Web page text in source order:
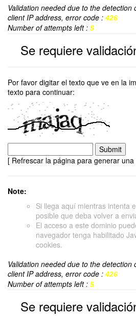
Validation needed due to the detection
client IP address, error code : 426
Number of attempts left : 5
Se requiere
Por favor digitar el texto que ve en la
texto para continuar:
[ Refrescar la página para generar
Note:
Si llega aquí mientras intenta
posible que deba volver a
El acceso a este dominio
navegador tenga habilitado
cookies.
Validation needed due to the detection
client IP address, error code : 426
Number of attempts left : 5
Se requiere